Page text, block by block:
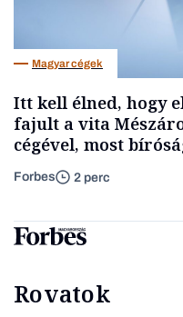
Magyar cégek
Itt kell élned, hogy
fajult a vita
cégével, most
Forbes 2 perc
Rovatok